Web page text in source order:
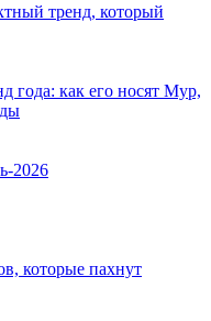
тренд, который
как его носят Мур,
2026
которые пахнут